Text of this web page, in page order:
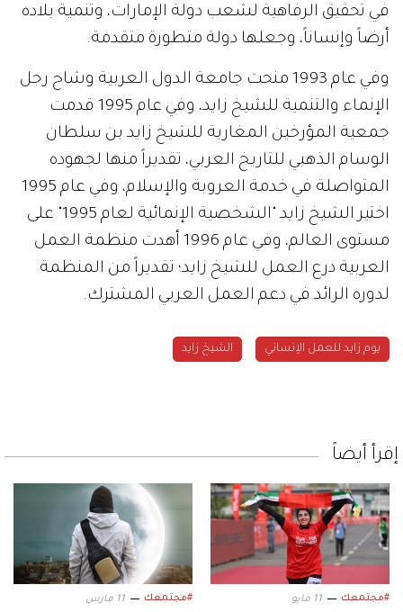
في تحقيق الرفاهية لشعب دولة الإمارات، وتنمية بلاده
أرضاً وإنساناً، وجعلها دولة متطورة متقدمة.
وفي عام 1993 منحت جامعة الدول العربية وشاح رجل
الإنماء والتنمية للشيخ زايد، وفي عام 1995 قدمت
جمعية المؤرخين المغاربة للشيخ زايد بن سلطان
الوسام الذهبي للتاريخ العربي، تقديراً منها لجهوده
المتواصلة في خدمة العروبة والإسلام، وفي عام 1995
اختير الشيخ زايد "الشخصية الإنمائية لعام 1995" على
مستوى العالم، وفي عام 1996 أهدت منظمة العمل
العربية درع العمل للشيخ زايد؛ تقديراً من المنظمة
لدوره الرائد في دعم العمل العربي المشترك.
يوم زايد للعمل الإنساني الشيخ زايد
إقرأ أيضاً
#مجتمعك 11 مايو #مجتمعك 11 مارس